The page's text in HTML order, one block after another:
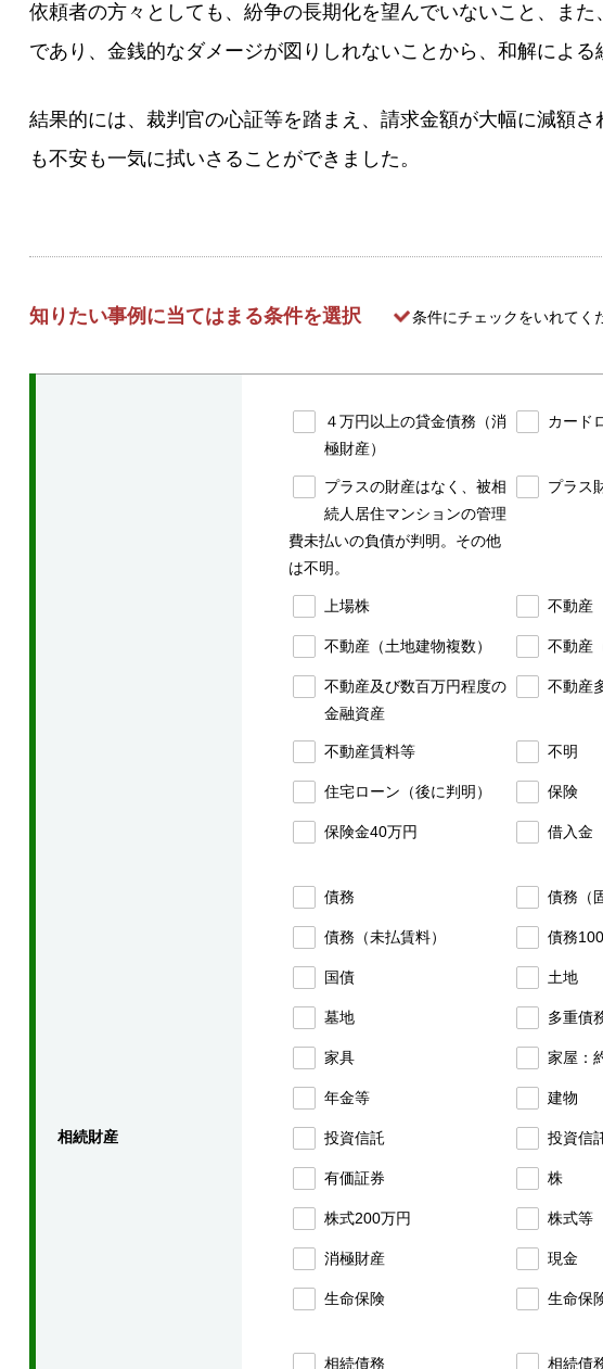
依頼者の方々としても、紛争の長期化を望んでいないこと、ま
であり、金銭的なダメージが図りしれないことから、和解による
結果的には、裁判官の心証等を踏まえ、請求金額が大幅に減額
も不安も一気に拭いさることができました。
知りたい事例に当てはまる条件を選択 条件にチェックをいれてく
相続財産
４万円以上の貸金債務（消
極財産）
カード
プラスの財産はなく、被相
続人居住マンションの管理
費未払いの負債が判明。その他
は不明。
プラス
上場株 不動産
不動産（土地建物複数） 不動産
不動産及び数百万円程度の
金融資産
不動産
不動産賃料等 不明
住宅ローン（後に判明） 保険
保険金40万円 借入金
債務 債務（
債務（未払賃料） 債務
国債 土地
墓地 多重債
家具 家屋：
年金等 建物
投資信託 投資信
有価証券 株
株式200万円 株式等
消極財産 現金
生命保険 生命保
相続債務 相続債